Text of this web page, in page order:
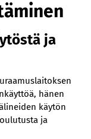
ja
hänen
käytön
ja